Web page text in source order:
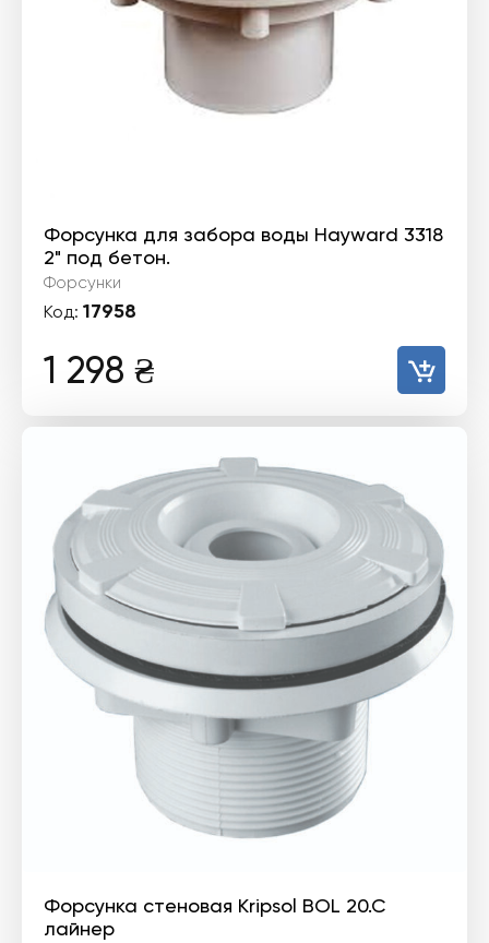
Форсунка для забора воды Hayward 3318
2" под бетон.
Форсунки
Код: 17958
1 298 ₴
Форсунка стеновая Kripsol BOL 20.C
лайнер